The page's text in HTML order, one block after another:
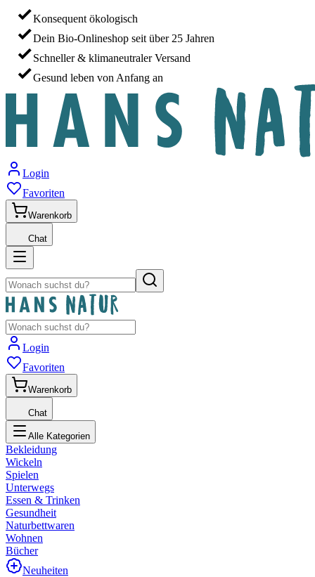
Konsequent ökologisch
Dein Bio-Onlineshop seit über 25 Jahren
Schneller & klimaneutraler Versand
Gesund leben von Anfang an
Login
Favoriten
Warenkorb
Chat
Login
Favoriten
Warenkorb
Chat
Alle Kategorien
Bekleidung
Wickeln
Spielen
Unterwegs
Essen & Trinken
Gesundheit
Naturbettwaren
Wohnen
Bücher
Neuheiten